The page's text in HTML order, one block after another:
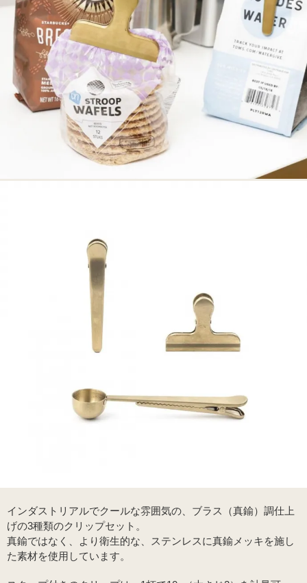
インダストリアルでクールな雰囲気の、ブラス（真鍮）調仕上
げの3種類のクリップセット。
真鍮ではなく、より衛生的な、ステンレスに真鍮メッキを施し
た素材を使用しています。